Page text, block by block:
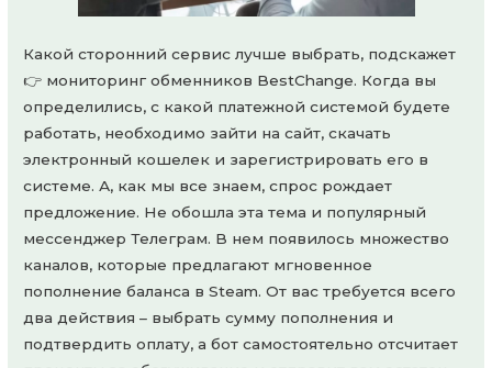
Какой сторонний сервис лучше выбрать, подскажет
👉 мониторинг обменников BestChange. Когда вы
определились, с какой платежной системой будете
работать, необходимо зайти на сайт, скачать
электронный кошелек и зарегистрировать его в
системе. А, как мы все знаем, спрос рождает
предложение. Не обошла эта тема и популярный
мессенджер Телеграм. В нем появилось множество
каналов, которые предлагают мгновенное
пополнение баланса в Steam. От вас требуется всего
два действия – выбрать сумму пополнения и
подтвердить оплату, а бот самостоятельно отсчитает